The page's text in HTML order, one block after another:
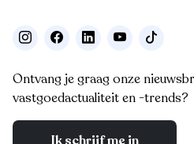
Ontvang je graag onze
vastgoedactualiteit en -trends?